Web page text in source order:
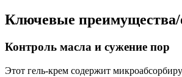
Ключевые преимущества/
Контроль масла и сужение пор
Этот гель-крем содержит